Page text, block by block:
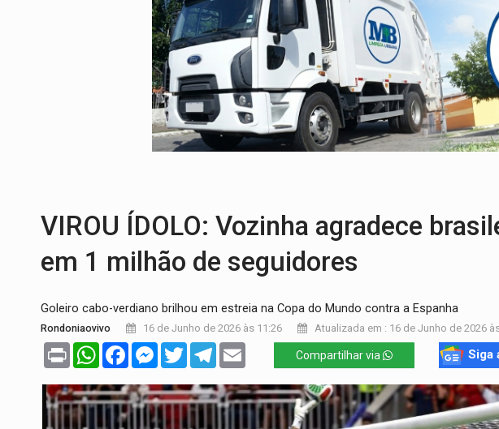
DO HOSPITAL AO CAMPO:Veja as mais de 200 ações de
EXPANSÃO:Grupo Nova Era amplia presença em PVH e
ROTA GLOBAL:PCC amplia presença internacional e transforma
CONEXÃO RONDONIAOVIVO:Museólogo Antônio Ocampo
EXTENSÃO DE DANOS:Ferroviários pedem ao Iphan
VIROU ÍDOLO: Vozinha agradece
em 1 milhão de seguidores
Goleiro cabo-verdiano brilhou em estreia na Copa do Mundo contra a Espanha
Rondoniaovivo 16 de Junho de 2026 às 11:26 Atualizada em : 16 de Junho de 2026
Print WhatsAppFacebookMessenger
TwitterTelegram Compartilhar via Siga